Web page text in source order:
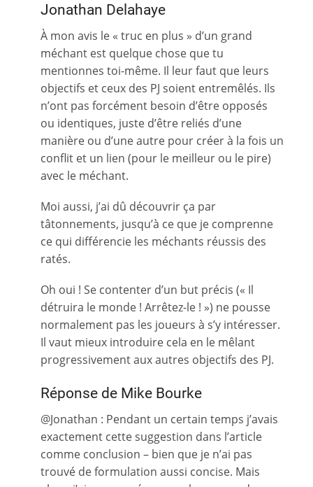
Jonathan Delahaye
À mon avis le « truc en plus » d’un grand
méchant est quelque chose que tu
mentionnes toi-même. Il leur faut que leurs
objectifs et ceux des PJ soient entremêlés. Ils
n’ont pas forcément besoin d’être opposés
ou identiques, juste d’être reliés d’une
manière ou d’une autre pour créer à la fois un
conflit et un lien (pour le meilleur ou le pire)
avec le méchant.
Moi aussi, j’ai dû découvrir ça par
tâtonnements, jusqu’à ce que je comprenne
ce qui différencie les méchants réussis des
ratés.
Oh oui ! Se contenter d’un but précis (« Il
détruira le monde ! Arrêtez-le ! ») ne pousse
normalement pas les joueurs à s’y intéresser.
Il vaut mieux introduire cela en le mêlant
progressivement aux autres objectifs des PJ.
Réponse de Mike Bourke
@Jonathan : Pendant un certain temps j’avais
exactement cette suggestion dans l’article
comme conclusion – bien que je n’ai pas
trouvé de formulation aussi concise. Mais